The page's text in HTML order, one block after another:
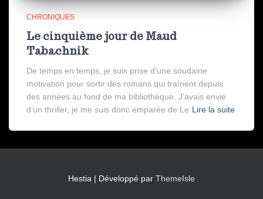
CHRONIQUES
Le cinquième jour de Maud
Tabachnik
De temps en temps, je suis prise d’une soudaine
motivation pour sortir des romans qui traînent depuis
des années au fond de ma bibliothèque. J’avais envie
d’un thriller, je me suis donc emparée de Le Lire la suite
Hestia | Développé par ThemeIsle